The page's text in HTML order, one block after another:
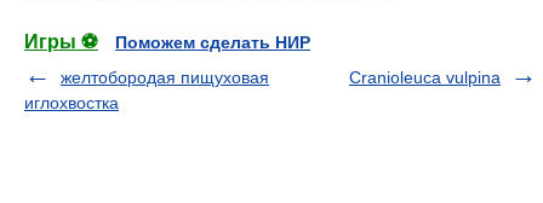
Игры ⚽
Поможем сделать НИР
желтобородая пищуховая
иглохвостка
Cranioleuca vulpina